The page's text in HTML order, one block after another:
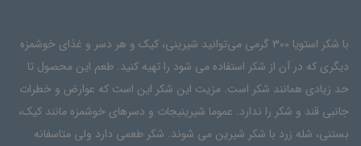
با شکر استویا 300 گرمی می‌توانید شیرینی، کیک و هر دسر و غذای خوشمزه
دیگری که در آن از شکر استفاده می شود را تهیه کنید. طعم این محصول تا
حد زیادی همانند شکر است. مزیت این شکر این است که عوارض و خطرات
جانبی قند و شکر را ندارد. عموما شیرینیجات و دسرهای خوشمزه مانند کیک،
بستنی، شله زرد با شکر شیرین می شوند. شکر طعمی دارد ولی متاسفانه